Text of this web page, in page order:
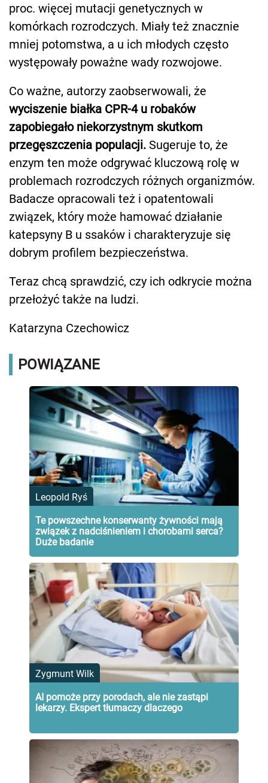
proc. więcej mutacji genetycznych w
komórkach rozrodczych. Miały też znacznie
mniej potomstwa, a u ich młodych często
występowały poważne wady rozwojowe.
Co ważne, autorzy zaobserwowali, że
wyciszenie białka CPR-4 u robaków
zapobiegało niekorzystnym skutkom
przegęszczenia populacji. Sugeruje to, że
enzym ten może odgrywać kluczową rolę w
problemach rozrodczych różnych organizmów.
Badacze opracowali też i opatentowali
związek, który może hamować działanie
katepsyny B u ssaków i charakteryzuje się
dobrym profilem bezpieczeństwa.
Teraz chcą sprawdzić, czy ich odkrycie można
przełożyć także na ludzi.
Katarzyna Czechowicz
POWIĄZANE
Leopold Ryś
Te powszechne konserwanty żywności mają
związek z nadciśnieniem i chorobami serca?
Duże badanie
Zygmunt Wilk
AI pomoże przy porodach, ale nie zastąpi
lekarzy. Ekspert tłumaczy dlaczego